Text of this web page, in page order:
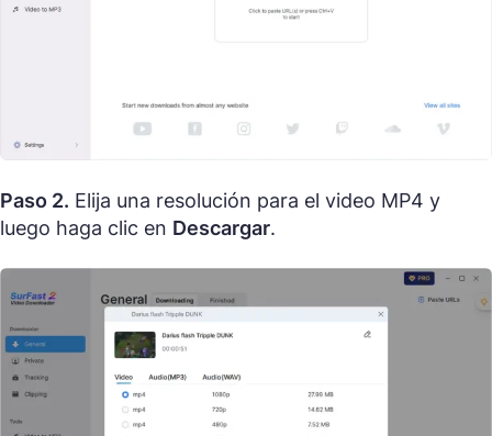
Paso 2. Elija una resolución para el video MP4 y
luego haga clic en Descargar.